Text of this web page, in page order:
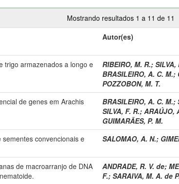
Mostrando resultados 1 a 11 de 11
Autor(es)
trigo armazenados a longo e
RIBEIRO, M. R.; SILVA,
BRASILEIRO, A. C. M.;
POZZOBON, M. T.
de genes em Arachis
BRASILEIRO, A. C. M.;
SILVA, F. R.; ARAÚJO,
GUIMARÃES, P. M.
convencionais e
SALOMAO, A. N.;
de macroarranjo de DNA
ANDRADE, R. V. de;
F.; SARAIVA, M. A. de